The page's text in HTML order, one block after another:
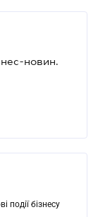
новин.
події бізнесу